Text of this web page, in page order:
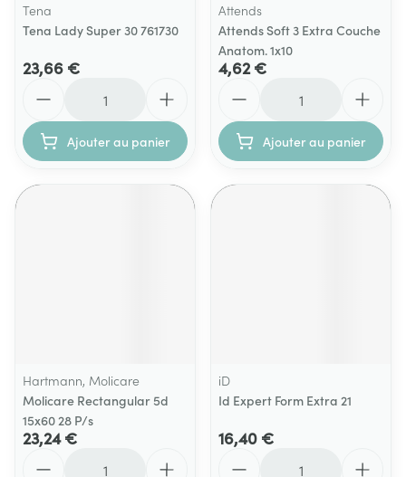
Tena
Tena Lady Super 30 761730
23,66 €
Ajouter au panier
Attends
Attends Soft 3 Extra Couche
Anatom. 1x10
4,62 €
Ajouter au panier
Hartmann, Molicare
Molicare Rectangular 5d
15x60 28 P/s
23,24 €
iD
Id Expert Form Extra 21
16,40 €